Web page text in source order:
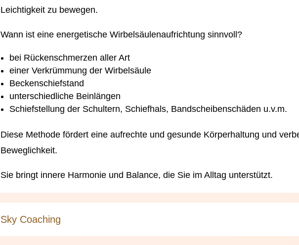
Leichtigkeit zu bewegen.
Wann ist eine energetische Wirbelsäulenaufrichtung sinnvoll ?
bei Rückenschmerzen aller Art
einer Verkrümmung der Wirbelsäule
Beckenschiefstand
unterschiedliche Beinlängen
Schiefstellung der Schultern, Schiefhals, Bandscheibenschäden u.v.m.
Diese Methode fördert eine aufrechte und gesunde Körperhaltung und
Beweglichkeit.
Sie bringt innere Harmonie und Balance, die Sie im Alltag unterstützt.
Sky Coaching